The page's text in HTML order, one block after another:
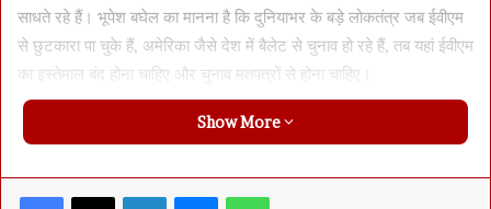
साधते रहे हैं। भूपेश बघेल का मानना है कि दुनियाभर के बड़े लोकतंत्र जब ईवीएम
से छुटकारा पा चुके हैं, अमेरिका जैसे देश में बैलेट से चुनाव हो रहे हैं, तब यहां ईवीएम
का इस्तेमाल बंद होना चाहिए और चुनाव मतपत्रों से होना चाहिए।
Show More
Facebook X LinkedIn